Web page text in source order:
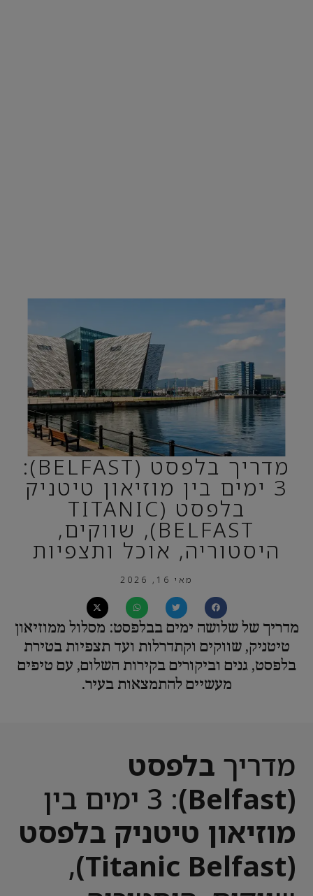
מדריך בלפסט (BELFAST):
3 ימים בין מוזיאון טיטניק
בלפסט (TITANIC
BELFAST), שווקים,
היסטוריה, אוכל ותצפיות
מאי 16, 2026
מדריך של שלושה ימים בבלפסט: מסלול ממוזיאון
טיטניק, שווקים וקתדרלות ועד תצפיות בטירת
בלפסט, גנים וביקורים בקירות השלום, עם טיפים
מעשיים להתמצאות בעיר.
מדריך בלפסט
(Belfast)
: 3 ימים בין
מוזיאון טיטניק בלפסט
(Titanic Belfast)
,